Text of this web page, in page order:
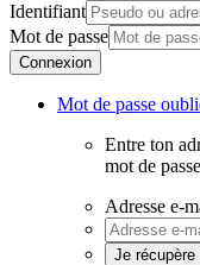
Identifiant
Mot de passe
Connexion
Mot de passe
Entre ton
mot de
Adresse e-
Je